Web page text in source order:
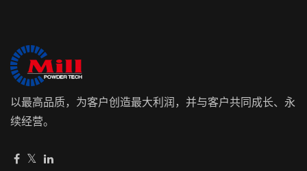
以最高品质，为客户创造最大利润，并与客户共同成长、永
续经营。